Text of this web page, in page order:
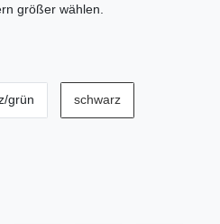
größer wählen.
grün schwarz